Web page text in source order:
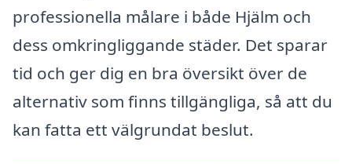
professionella målare i både Hjälm och
dess omkringliggande städer. Det sparar
tid och ger dig en bra översikt över de
alternativ som finns tillgängliga, så att du
kan fatta ett välgrundat beslut.